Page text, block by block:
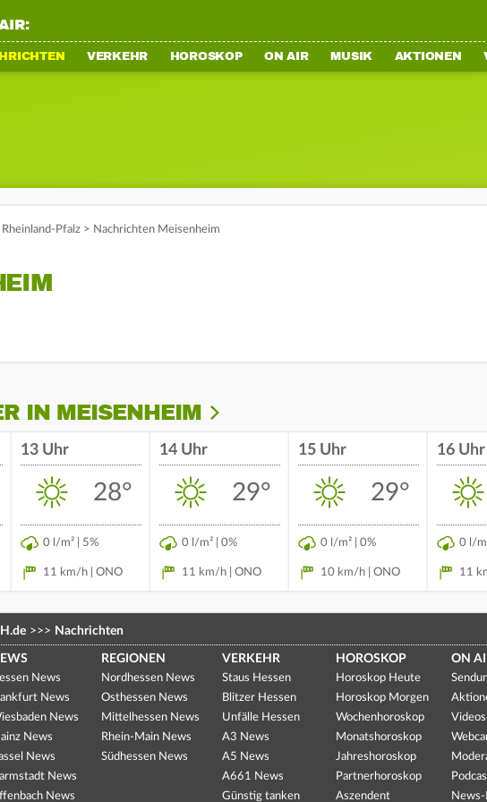
VERKEHR HOROSKOP ON AIR MUSIK AKTIONEN
Rheinland-Pfalz > Nachrichten Meisenheim
IN MEISENHEIM
13 Uhr
28°
0 l/m² | 5%
11 km/h | ONO
14 Uhr
29°
0 l/m² | 0%
11 km/h | ONO
15 Uhr
29°
0 l/m² | 0%
10 km/h | ONO
16 Uhr
0 l/
11
>>> Nachrichten
News
News
News
News
News
News
News
REGIONEN
Nordhessen News
Osthessen News
Mittelhessen News
Rhein-Main News
Südhessen News
VERKEHR
Staus Hessen
Blitzer Hessen
Unfälle Hessen
A3 News
A5 News
A661 News
Günstig tanken
HOROSKOP
Horoskop Heute
Horoskop Morgen
Wochenhoroskop
Monatshoroskop
Jahreshoroskop
Partnerhoroskop
Aszendent
ON
Videos